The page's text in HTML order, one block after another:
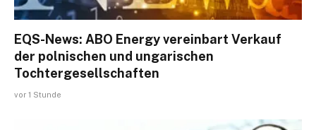
EQS-News: ABO Energy vereinbart Verkauf
der polnischen und ungarischen
Tochtergesellschaften
vor 1 Stunde